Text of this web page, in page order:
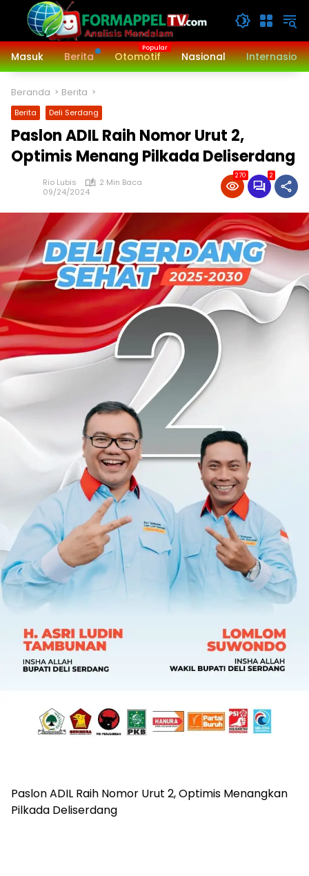
Langsung
konten
Masuk
Berita Otomotif Nasional
Beranda Berita
Berita Deli Serdang
Paslon ADIL Raih Nomor Urut 2,
Optimis Menang Pilkada Deliserdang
Rio Lubis
2 Min Baca
09/24/2024
270 2
Paslon ADIL Raih Nomor Urut 2, Optimis Menangkan
Pilkada Deliserdang